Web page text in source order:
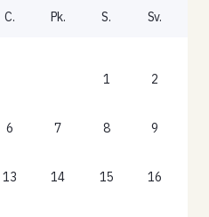
C. Pk. S. Sv.
1 2
6 7 8 9
13 14 15 16